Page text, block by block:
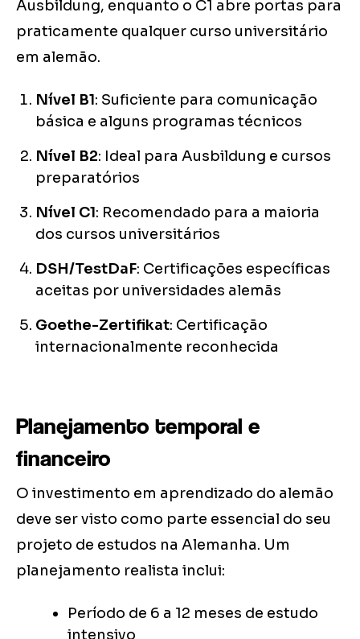
Ausbildung, enquanto o C1 abre portas para
praticamente qualquer curso universitário
em alemão.
Nível B1: Suficiente para comunicação
básica e alguns programas técnicos
Nível B2: Ideal para Ausbildung e cursos
preparatórios
Nível C1: Recomendado para a maioria
dos cursos universitários
DSH/TestDaF: Certificações específicas
aceitas por universidades alemãs
Goethe-Zertifikat: Certificação
internacionalmente reconhecida
Planejamento temporal e
financeiro
O investimento em aprendizado do alemão
deve ser visto como parte essencial do seu
projeto de estudos na Alemanha. Um
planejamento realista inclui:
Período de 6 a 12 meses de estudo
intensivo